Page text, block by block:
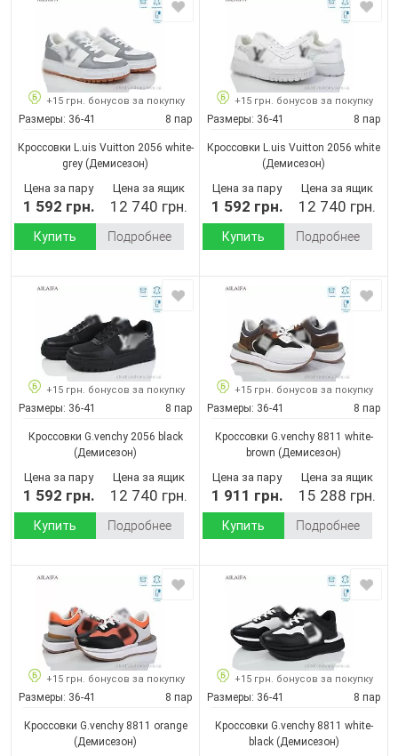
+15 грн. бонусов за покупку
Размеры: 36-41 8 пар
Кроссовки L.uis Vuitton 2056 white-
grey (Демисезон)
Цена за пару
1 592 грн.
Цена за ящик
12 740 грн.
Купить Подробнее
+15 грн. бонусов за покупку
Размеры: 36-41 8 пар
Кроссовки L.uis Vuitton 2056 white
(Демисезон)
Цена за пару
1 592 грн.
Цена за ящик
12 740 грн.
Купить Подробнее
+15 грн. бонусов за покупку
Размеры: 36-41 8 пар
Кроссовки G.venchy 2056 black
(Демисезон)
Цена за пару
1 592 грн.
Цена за ящик
12 740 грн.
Купить Подробнее
+15 грн. бонусов за покупку
Размеры: 36-41 8 пар
Кроссовки G.venchy 8811 white-
brown (Демисезон)
Цена за пару
1 911 грн.
Цена за ящик
15 288 грн.
Купить Подробнее
+15 грн. бонусов за покупку
Размеры: 36-41 8 пар
Кроссовки G.venchy 8811 orange
(Демисезон)
+15 грн. бонусов за покупку
Размеры: 36-41 8 пар
Кроссовки G.venchy 8811 white-
black(Демисезон)